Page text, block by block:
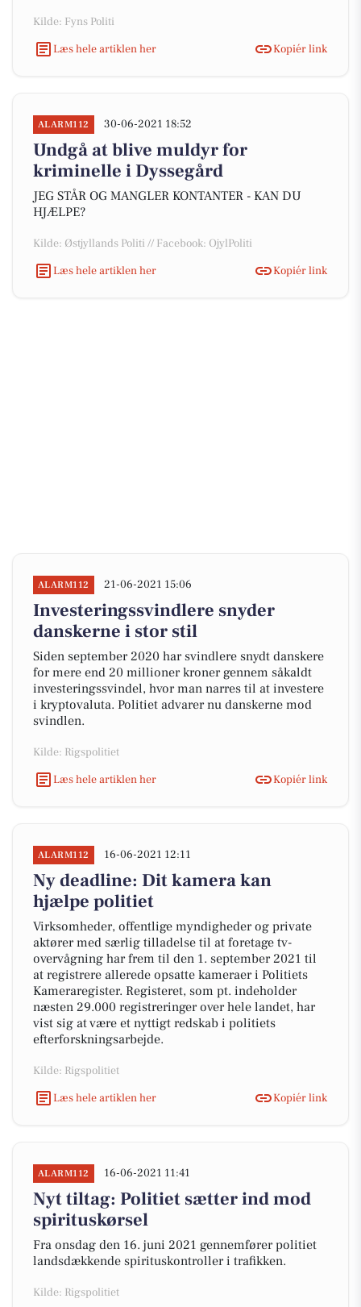
Kilde: Fyns Politi
Læs hele artiklen her
Kopiér link
ALARM112 30-06-2021 18:52
Undgå at blive muldyr for
kriminelle i Dyssegård
JEG STÅR OG MANGLER KONTANTER - KAN DU
HJÆLPE?
Kilde: Østjyllands Politi // Facebook: OjylPoliti
Læs hele artiklen her
Kopiér link
ALARM112 21-06-2021 15:06
Investeringssvindlere snyder
danskerne i stor stil
Siden september 2020 har svindlere snydt danskere
for mere end 20 millioner kroner gennem såkaldt
investeringssvindel, hvor man narres til at investere
i kryptovaluta. Politiet advarer nu danskerne mod
svindlen.
Kilde: Rigspolitiet
Læs hele artiklen her
Kopiér link
ALARM112 16-06-2021 12:11
Ny deadline: Dit kamera kan
hjælpe politiet
Virksomheder, offentlige myndigheder og private
aktører med særlig tilladelse til at foretage tv-
overvågning har frem til den 1. september 2021 til
at registrere allerede opsatte kameraer i Politiets
Kameraregister. Registeret, som pt. indeholder
næsten 29.000 registreringer over hele landet, har
vist sig at være et nyttigt redskab i politiets
efterforskningsarbejde.
Kilde: Rigspolitiet
Læs hele artiklen her
Kopiér link
ALARM112 16-06-2021 11:41
Nyt tiltag: Politiet sætter ind mod
spirituskørsel
Fra onsdag den 16. juni 2021 gennemfører politiet
landsdækkende spirituskontroller i trafikken.
Kilde: Rigspolitiet